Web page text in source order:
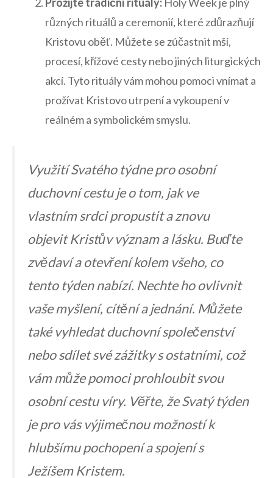
různých rituálů a ceremonií, které zdůrazňují
Kristovu oběť. ​Můžete se zúčastnit mší,
⁢procesí, křížové⁤ cesty nebo jiných liturgických
⁣akcí. Tyto rituály vám ​mohou pomoci vnímat a
prožívat Kristovo utrpení‌ a vykoupení v
reálném a symbolickém‌ smyslu.
Využití Svatého týdne pro osobní⁤
duchovní cestu je o ⁤tom,⁣ jak ve
vlastním srdci propustit a znovu
objevit Kristův ‌význam⁢ a‍ lásku. Buďte
zvědaví a ‍otevření kolem všeho, co
tento týden nabízí. Nechte ⁣ho ovlivnit
vaše myšlení, cítění a jednání. Můžete ​
také ⁢vyhledat ‌duchovní ⁤společenství
nebo sdílet‍ své zážitky⁢ s ostatními, což
⁣vám ‍může pomoci prohloubit svou​
osobní‌ cestu​ víry. Věřte, že Svatý týden
je​ pro vás výjimečnou možností ‌k
hlubšímu pochopení a spojení ‌s
Ježíšem‌ Kristem.